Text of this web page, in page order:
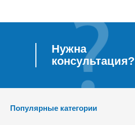
Нужна
консультация?
Популярные категории